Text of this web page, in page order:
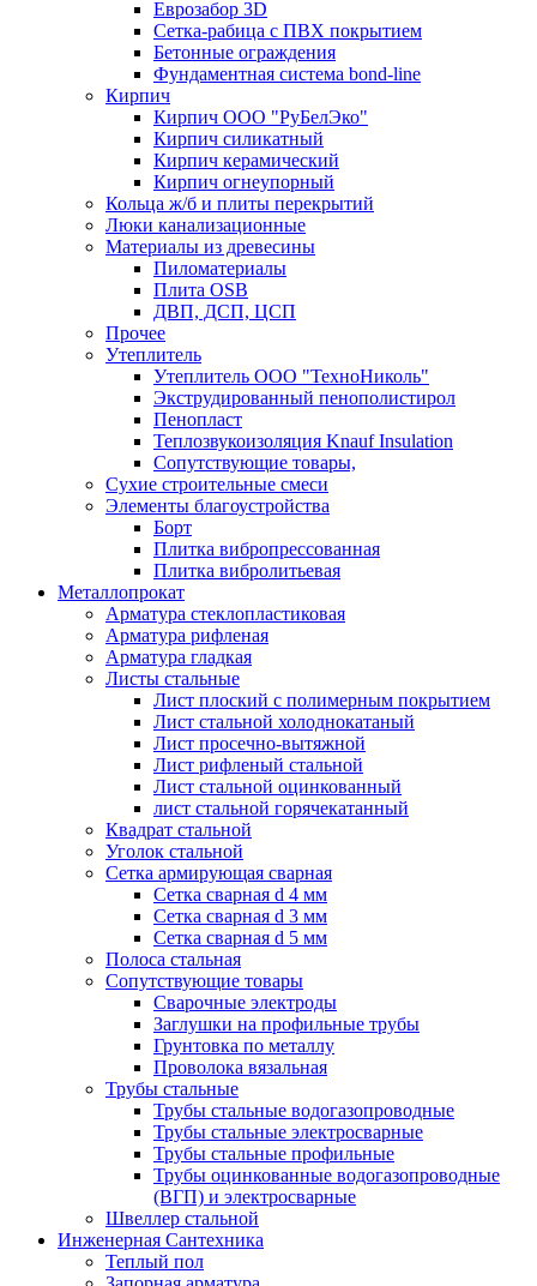
Еврозабор 3D
Сетка-рабица с ПВХ покрытием
Бетонные ограждения
Фундаментная система bond-line
Кирпич
Кирпич ООО "РуБелЭко"
Кирпич силикатный
Кирпич керамический
Кирпич огнеупорный
Кольца ж/б и плиты перекрытий
Люки канализационные
Материалы из древесины
Пиломатериалы
Плита OSB
ДВП, ДСП, ЦСП
Прочее
Утеплитель
Утеплитель ООО "ТехноНиколь"
Экструдированный пенополистирол
Пенопласт
Теплозвукоизоляция Knauf Insulation
Сопутствующие товары,
Сухие строительные смеси
Элементы благоустройства
Борт
Плитка вибропрессованная
Плитка вибролитьевая
Металлопрокат
Арматура стеклопластиковая
Арматура рифленая
Арматура гладкая
Листы стальные
Лист плоский с полимерным покрытием
Лист стальной холоднокатаный
Лист просечно-вытяжной
Лист рифленый стальной
Лист стальной оцинкованный
лист стальной горячекатанный
Квадрат стальной
Уголок стальной
Сетка армирующая сварная
Сетка сварная d 4 мм
Сетка сварная d 3 мм
Сетка сварная d 5 мм
Полоса стальная
Сопутствующие товары
Сварочные электроды
Заглушки на профильные трубы
Грунтовка по металлу
Проволока вязальная
Трубы стальные
Трубы стальные водогазопроводные
Трубы стальные электросварные
Трубы стальные профильные
Трубы оцинкованные водогазопроводные
(ВГП) и электросварные
Швеллер стальной
Инженерная Сантехника
Теплый пол